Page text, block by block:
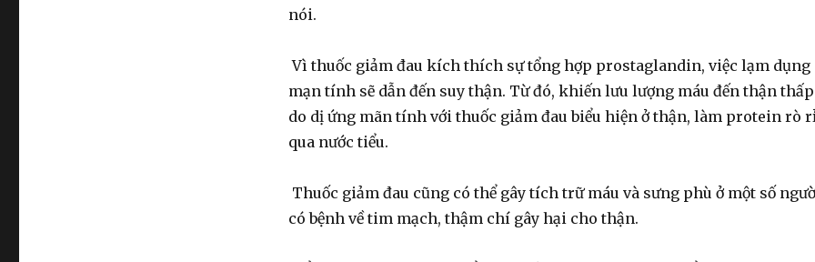
nói.
Vì thuốc giảm đau kích thích sự tổng hợp prostaglandin, việc lạm dụng
mạn tính sẽ dẫn đến suy thận. Từ đó, khiến lưu lượng máu đến thận thấp
do dị ứng mãn tính với thuốc giảm đau biểu hiện ở thận, làm protein rò
qua nước tiểu.
Thuốc giảm đau cũng có thể gây tích trữ máu và sưng phù ở một số
có bệnh về tim mạch, thậm chí gây hại cho thận.